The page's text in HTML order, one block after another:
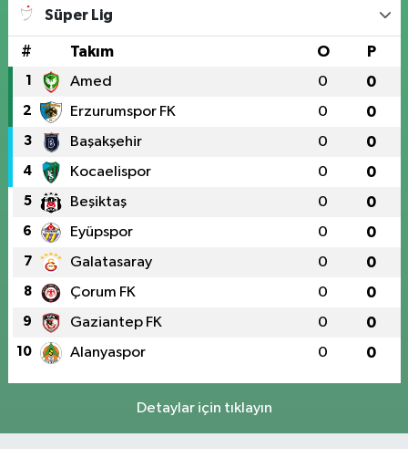
Süper Lig
# Takım O P
1 Amed 0 0
2 Erzurumspor FK 0 0
3 Başakşehir 0 0
4 Kocaelispor 0 0
5 Beşiktaş 0 0
6 Eyüpspor 0 0
7 Galatasaray 0 0
8 Çorum FK 0 0
9 Gaziantep FK 0 0
10 Alanyaspor 0 0
Detaylar için tıklayın